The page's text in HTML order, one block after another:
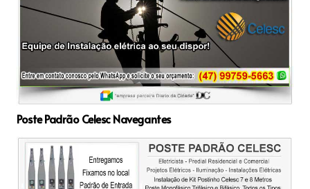
Poste Padrão Celesc Navegantes